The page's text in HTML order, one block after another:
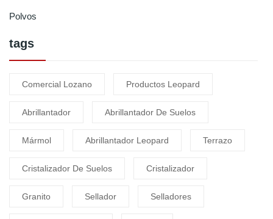
Polvos
tags
Comercial Lozano Productos Leopard
Abrillantador Abrillantador De Suelos
Mármol Abrillantador Leopard Terrazo
Cristalizador De Suelos Cristalizador
Granito Sellador Selladores